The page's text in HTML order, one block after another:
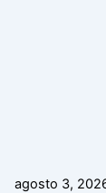
agosto 3,